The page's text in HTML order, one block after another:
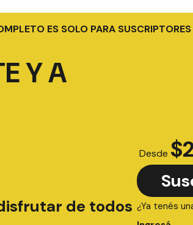
ES SOLO PARA SUSCRIPTORES
Y A
de todos
Desde $
¿Ya tenés